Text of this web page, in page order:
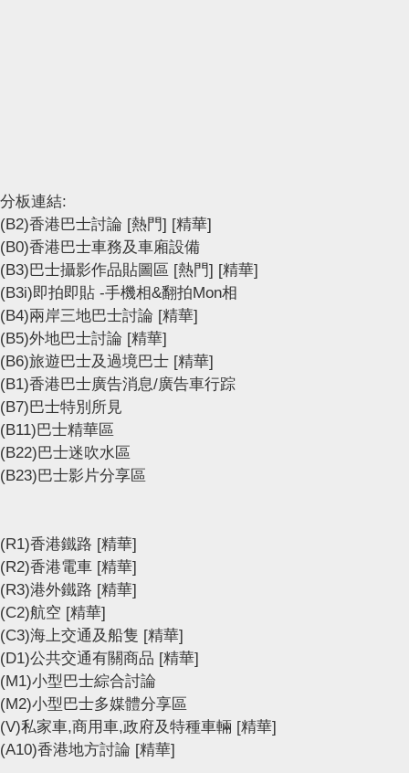
分板連結:
(B2)香港巴士討論 [熱門] [精華]
(B0)香港巴士車務及車廂設備
(B3)巴士攝影作品貼圖區 [熱門] [精華]
(B3i)即拍即貼 -手機相&翻拍Mon相
(B4)兩岸三地巴士討論 [精華]
(B5)外地巴士討論 [精華]
(B6)旅遊巴士及過境巴士 [精華]
(B1)香港巴士廣告消息/廣告車行踪
(B7)巴士特別所見
(B11)巴士精華區
(B22)巴士迷吹水區
(B23)巴士影片分享區
(R1)香港鐵路 [精華]
(R2)香港電車 [精華]
(R3)港外鐵路 [精華]
(C2)航空 [精華]
(C3)海上交通及船隻 [精華]
(D1)公共交通有關商品 [精華]
(M1)小型巴士綜合討論
(M2)小型巴士多媒體分享區
(V)私家車,商用車,政府及特種車輛 [精華]
(A10)香港地方討論 [精華]